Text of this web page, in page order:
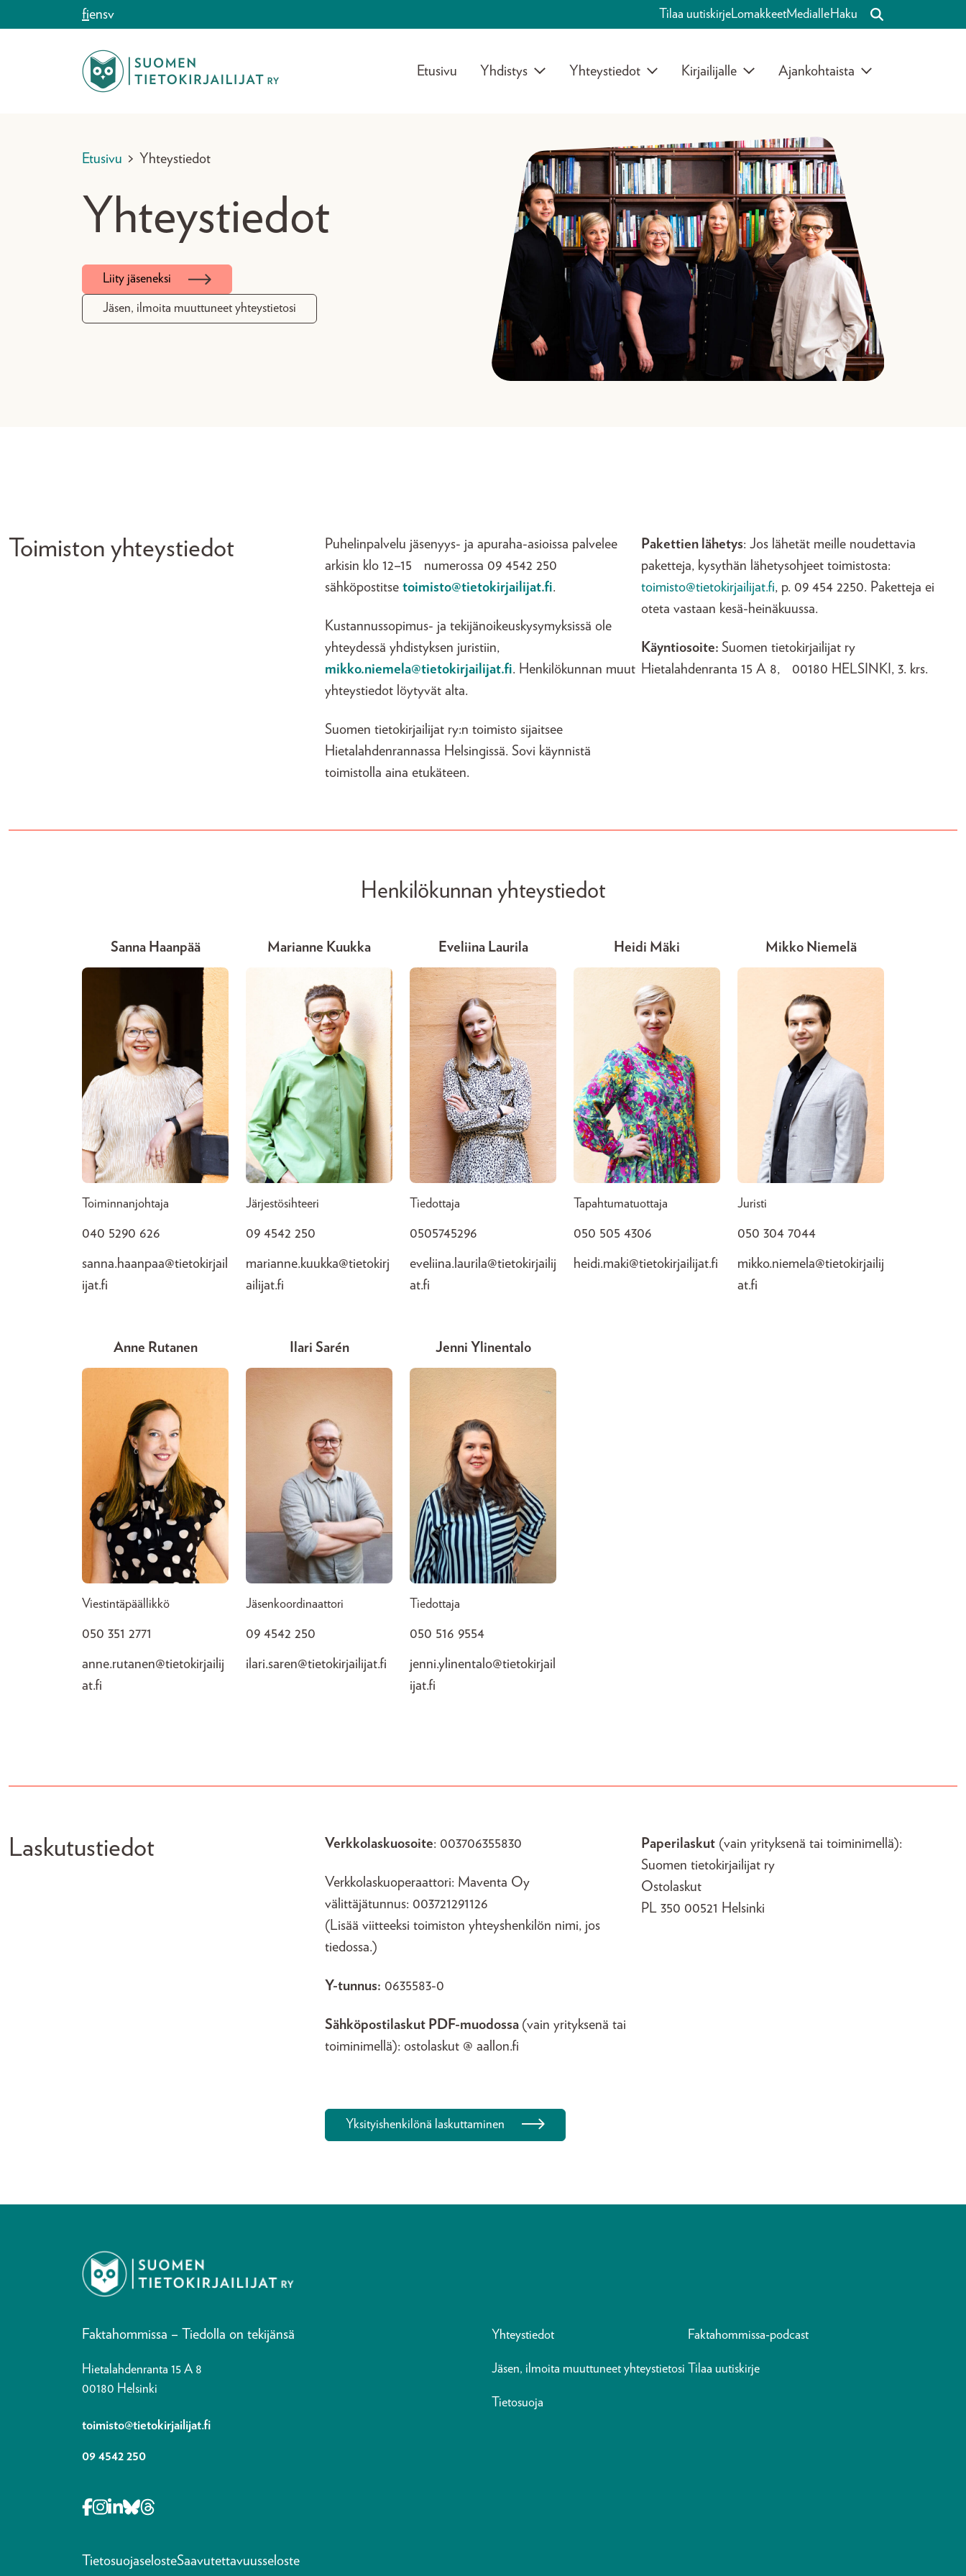
fiensv Tilaa uutiskirjeLomakkeetMedialleHaku
Etusivu Yhdistys Yhteystiedot Kirjailijalle Ajankohtaista
Etusivu > Yhteystiedot
Yhteystiedot
Liity jäseneksi
Jäsen, ilmoita muuttuneet yhteystietosi
Toimiston yhteystiedot
Puhelinpalvelu jäsenyys- ja apuraha-asioissa palvelee
arkisin klo 12–15 numerossa 09 4542 250
sähköpostitse toimisto@tietokirjailijat.fi.
Kustannussopimus- ja tekijänoikeuskysymyksissä ole
yhteydessä yhdistyksen juristiin,
mikko.niemela@tietokirjailijat.fi. Henkilökunnan muut
yhteystiedot löytyvät alta.
Suomen tietokirjailijat ry:n toimisto sijaitsee
Hietalahdenrannassa Helsingissä. Sovi käynnistä
toimistolla aina etukäteen.
Pakettien lähetys: Jos lähetät meille noudettavia
paketteja, kysythän lähetysohjeet toimistosta:
toimisto@tietokirjailijat.fi, p. 09 454 2250. Paketteja ei
oteta vastaan kesä-heinäkuussa.
Käyntiosoite: Suomen tietokirjailijat ry
Hietalahdenranta 15 A 8, 00180 HELSINKI , 3. krs.
Henkilökunnan yhteystiedot
Sanna Haanpää
Toiminnanjohtaja
040 5290 626
sanna.haanpaa@tietokirjail
ijat.fi
Marianne Kuukka
Järjestösihteeri
09 4542 250
marianne.kuukka@tietokirj
ailijat.fi
Eveliina Laurila
Tiedottaja
0505745296
eveliina.laurila@tietokirjailij
at.fi
Heidi Mäki
Tapahtumatuottaja
050 505 4306
heidi.maki@tietokirjailijat.fi
Mikko Niemelä
Juristi
050 304 7044
mikko.niemela@tietokirjailij
at.fi
Anne Rutanen
Viestintäpäällikkö
050 351 2771
anne.rutanen@tietokirjailij
at.fi
Ilari Sarén
Jäsenkoordinaattori
09 4542 250
ilari.saren@tietokirjailijat.fi
Jenni Ylinentalo
Tiedottaja
050 516 9554
jenni.ylinentalo@tietokirjail
ijat.fi
Laskutustiedot Verkkolaskuosoite: 003706355830
Verkkolaskuoperaattori: Maventa Oy
välittäjätunnus: 003721291126
(Lisää viitteeksi toimiston yhteyshenkilön nimi, jos
tiedossa.)
Y-tunnus: 0635583-0
Sähköpostilaskut PDF-muodossa (vain yrityksenä tai
toiminimellä): ostolaskut @ aallon.fi
Paperilaskut (vain yrityksenä tai toiminimellä):
Suomen tietokirjailijat ry
Ostolaskut
PL 350 00521 Helsinki
Yksityishenkilönä laskuttaminen
Faktahommissa – Tiedolla on tekijänsä
Hietalahdenranta 15 A 8
00180 Helsinki
toimisto@tietokirjailijat.fi
09 4542 250
Yhteystiedot Faktahommissa-podcast
Jäsen, ilmoita muuttuneet yhteystietosi Tilaa uutiskirje
Tietosuoja
Opens in a new tab Facebook-f
Opens in a new tab Instagram
Opens in a new tab Linkedin-in
Opens in a new tab Bluesky
TietosuojaselosteSaavutettavuusseloste